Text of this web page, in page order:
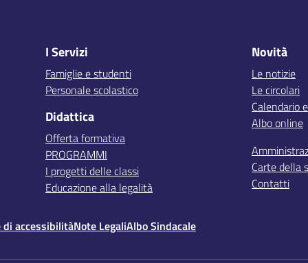
I Servizi
Famiglie e studenti
Personale scolastico
Didattica
Offerta formativa
PROGRAMMI
I progetti delle classi
Educazione alla legalità
Novità
Le notizie
Le circolari
Calendario
Albo online
Carte della
Contatti
di accessibilitàNote LegaliAlbo Sindacale